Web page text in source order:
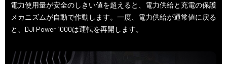
電力使用量が安全のしきい値を超えると、電力供給と充電の保護
メカニズムが自動で作動します。一度、電力供給が通常値に戻る
と、DJI Power 1000は運転を再開します。